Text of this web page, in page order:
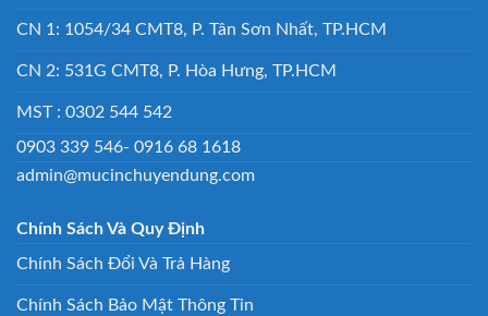
CN 1: 1054/34 CMT8, P. Tân Sơn Nhất, TP.HCM
CN 2: 531G CMT8, P. Hòa Hưng, TP.HCM
MST : 0302 544 542
0903 339 546- 0916 68 1618
admin@mucinchuyendung.com
Chính Sách Và Quy Định
Chính Sách Đổi Và Trả Hàng
Chính Sách Bảo Mật Thông Tin